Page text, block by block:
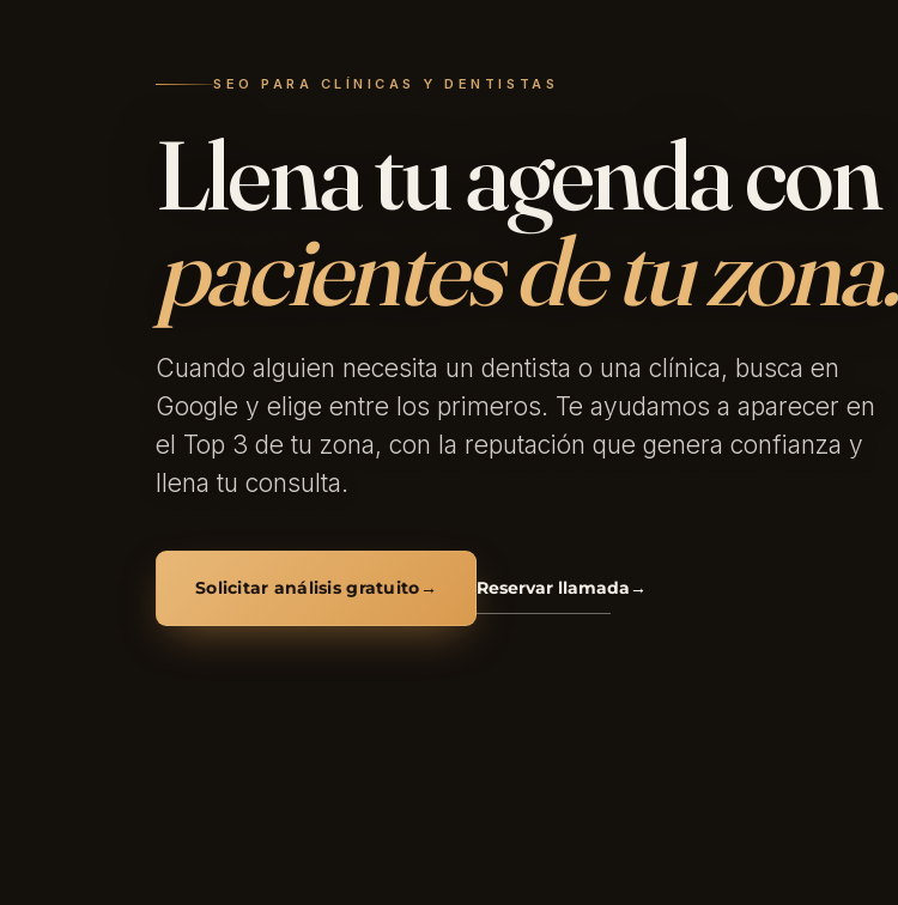
SEO PARA CLÍNICAS Y DENTISTAS
Llena tu agenda con
pacientes de tu zona.
Cuando alguien necesita un dentista o una clínica, busca en
Google y elige entre los primeros. Te ayudamos a aparecer en
el Top 3 de tu zona, con la reputación que genera confianza y
llena tu consulta.
Solicitar análisis gratuito→ Reservar llamada→